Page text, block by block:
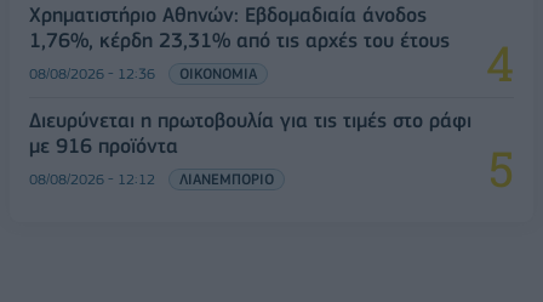
Χρηματιστήριο Αθηνών: Εβδομαδιαία άνοδος
1,76%, κέρδη 23,31% από τις αρχές του έτους
08/08/2026 - 12:36 ΟΙΚΟΝΟΜΙΑ
Διευρύνεται η πρωτοβουλία για τις τιμές στο ράφι
με 916 προϊόντα
08/08/2026 - 12:12 ΛΙΑΝΕΜΠΟΡΙΟ